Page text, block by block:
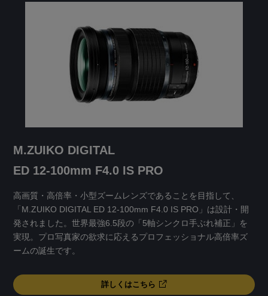
M.ZUIKO DIGITAL
ED 12-100mm F4.0 IS PRO
高画質・高倍率・小型ズームレンズであることを目指して、
「M.ZUIKO DIGITAL ED 12-100mm F4.0 IS PRO」は設計・開
発されました。世界最強6.5段の「5軸シンクロ手ぶれ補正」を
実現。プロ写真家の欲求に応えるプロフェッショナル高倍率ズ
ームの誕生です。
詳しくはこちら